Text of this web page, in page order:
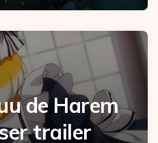
de Harem
trailer